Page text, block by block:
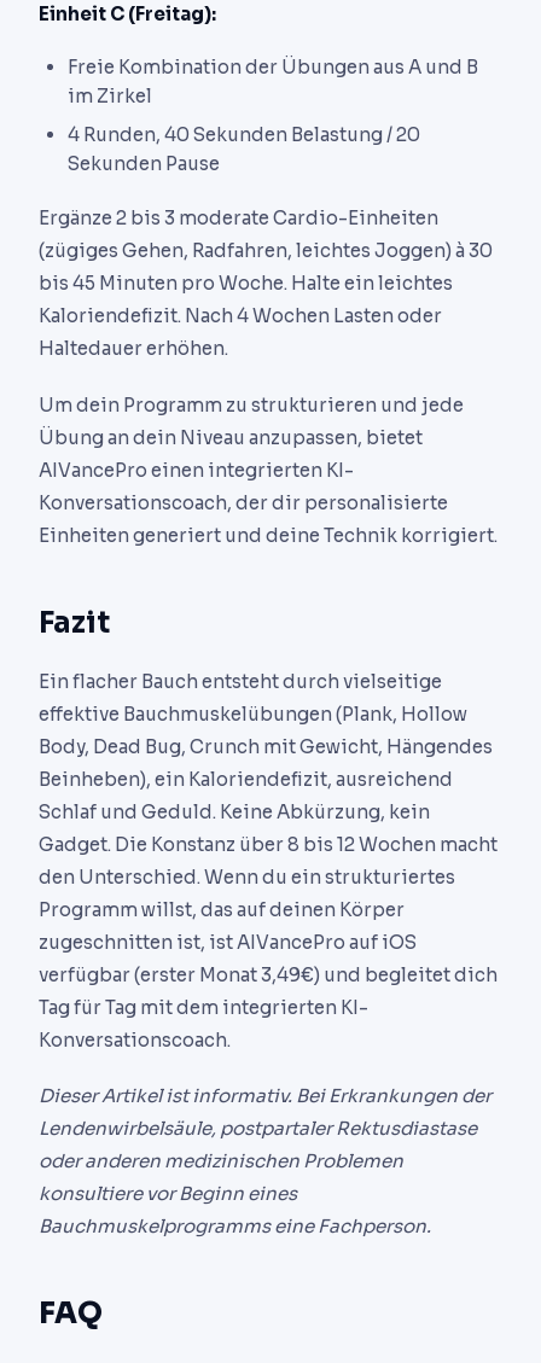
Einheit C (Freitag):
Freie Kombination der Übungen aus A und B
im Zirkel
4 Runden, 40 Sekunden Belastung / 20
Sekunden Pause
Ergänze 2 bis 3 moderate Cardio-Einheiten
(zügiges Gehen, Radfahren, leichtes Joggen) à 30
bis 45 Minuten pro Woche. Halte ein leichtes
Kaloriendefizit. Nach 4 Wochen Lasten oder
Haltedauer erhöhen.
Um dein Programm zu strukturieren und jede
Übung an dein Niveau anzupassen, bietet
AIVancePro einen integrierten KI-
Konversationscoach, der dir personalisierte
Einheiten generiert und deine Technik korrigiert.
Fazit
Ein flacher Bauch entsteht durch vielseitige
effektive Bauchmuskelübungen (Plank, Hollow
Body, Dead Bug, Crunch mit Gewicht, Hängendes
Beinheben), ein Kaloriendefizit, ausreichend
Schlaf und Geduld. Keine Abkürzung, kein
Gadget. Die Konstanz über 8 bis 12 Wochen macht
den Unterschied. Wenn du ein strukturiertes
Programm willst, das auf deinen Körper
zugeschnitten ist, ist AIVancePro auf iOS
verfügbar (erster Monat 3,49€) und begleitet dich
Tag für Tag mit dem integrierten KI-
Konversationscoach.
Dieser Artikel ist informativ. Bei Erkrankungen der
Lendenwirbelsäule, postpartaler Rektusdiastase
oder anderen medizinischen Problemen
konsultiere vor Beginn eines
Bauchmuskelprogramms eine Fachperson.
FAQ